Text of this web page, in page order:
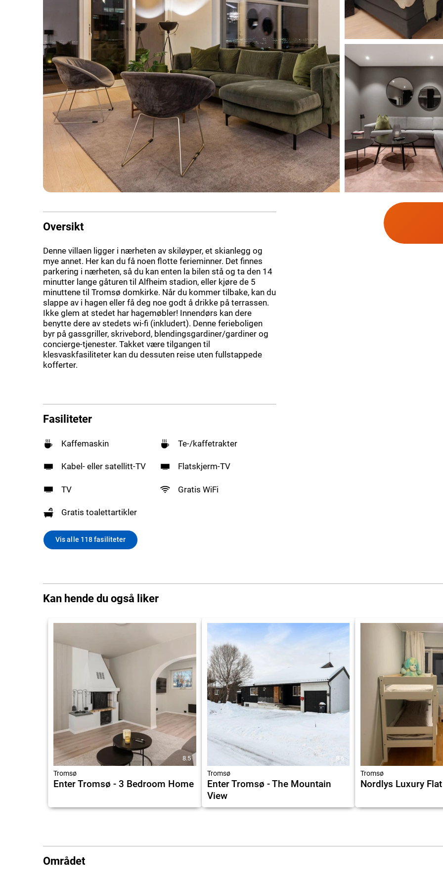
Oversikt
Denne villaen ligger i nærheten av skiløyper, et skianlegg og
mye annet. Her kan du få noen flotte ferieminner. Det finnes
parkering i nærheten, så du kan enten la bilen stå og ta den 14
minutter lange gåturen til Alfheim stadion, eller kjøre de 5
minuttene til Tromsø domkirke. Når du kommer tilbake, kan du
slappe av i hagen eller få deg noe godt å drikke på terrassen.
Ikke glem at stedet har hagemøbler! Innendørs kan dere
benytte dere av stedets wi-fi (inkludert). Denne ferieboligen
byr på gassgriller, skrivebord, blendingsgardiner/gardiner og
concierge-tjenester. Takket være tilgangen til
klesvaskfasiliteter kan du dessuten reise uten fullstappede
kofferter.
Fasiliteter
Kaffemaskin Te-/kaffetrakter
Kabel- eller satellitt-TV Flatskjerm-TV
TV Gratis WiFi
Gratis toalettartikler
Vis alle 118 fasiliteter
Kan hende du også liker
8.5
Tromsø
Enter Tromsø - 3 Bedroom Home
8.6
Tromsø
Enter Tromsø - The Mountain
View
Tromsø
Nordlys Luxury Flat
Området